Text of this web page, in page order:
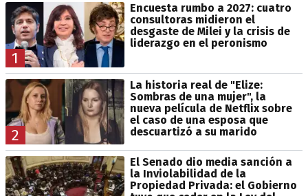
1
Encuesta rumbo a 2027: cuatro
consultoras midieron el
desgaste de Milei y la crisis de
liderazgo en el peronismo
2
La historia real de "Elize:
Sombras de una mujer", la
nueva película de Netflix sobre
el caso de una esposa que
descuartizó a su marido
El Senado dio media sanción a
la Inviolabilidad de la
Propiedad Privada: el Gobierno